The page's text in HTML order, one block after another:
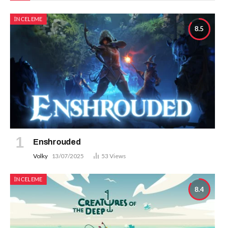
8.5
İNCELEME
Enshrouded
Volky 13/07/2025 53 Views
8.4
İNCELEME